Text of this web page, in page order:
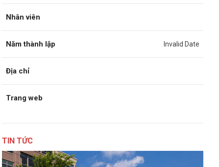
Nhân viên
Năm thành lập Invalid Date
Địa chỉ
Trang web
TIN TỨC